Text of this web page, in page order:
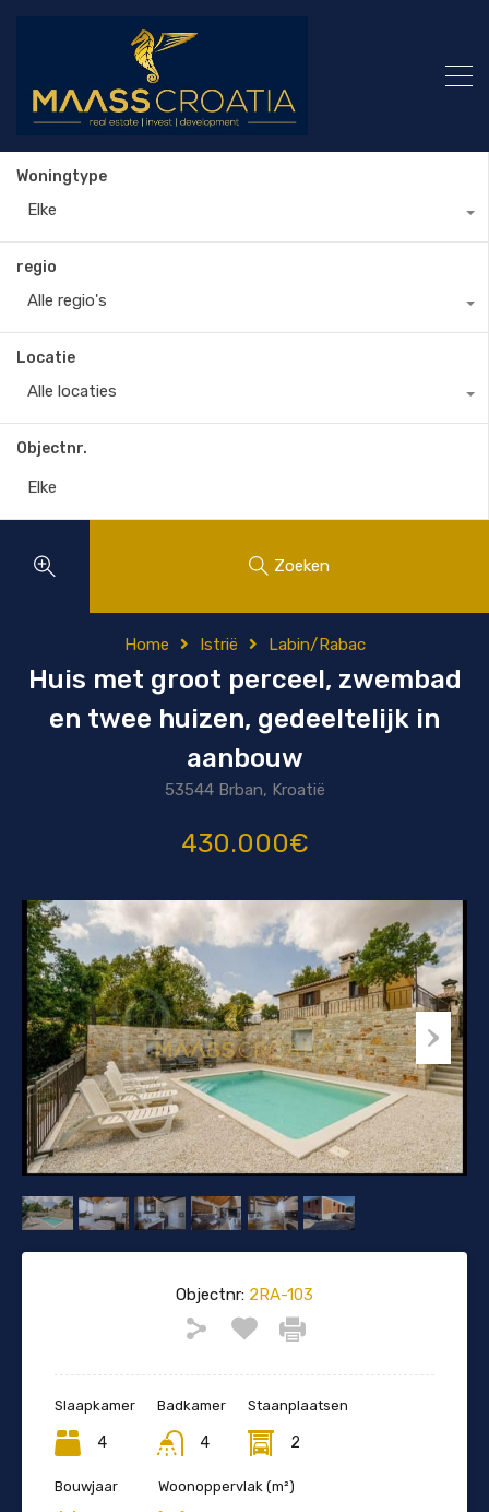
Woningtype
Elke
regio
Alle regio's
Locatie
Alle locaties
Objectnr.
Zoeken
Home Istrië Labin/Rabac
Huis met groot perceel, zwembad
en twee huizen, gedeeltelijk in
aanbouw
53544 Brban, Kroatië
430.000€
Objectnr: 2RA-103
Slaapkamer
4
Badkamer
4
Staanplaatsen
2
Bouwjaar Woonoppervlak (m²)